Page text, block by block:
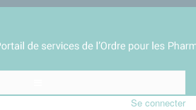
Se connecter